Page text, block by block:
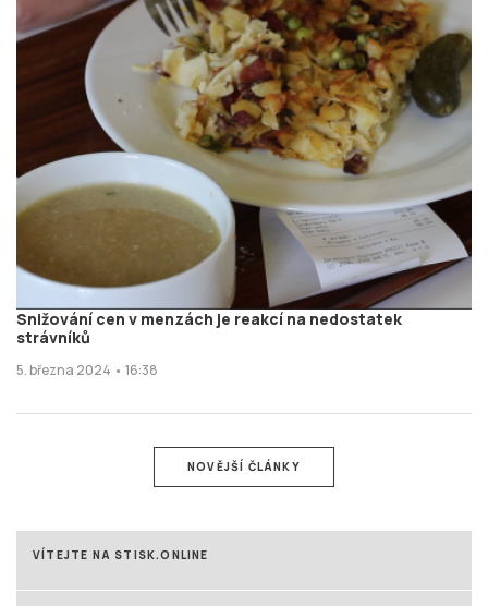
Zapomněli jste heslo?
Založit nový účet
Snižování cen v menzách je reakcí na nedostatek
strávníků
5. března 2024 • 16:38
NOVĚJŠÍ ČLÁNKY
VÍTEJTE NA STISK.ONLINE